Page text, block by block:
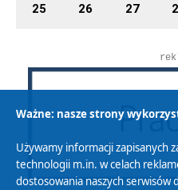
25 26 27
Ważne: nasze strony
Używamy informacji zapisanych
technologii m.in. w celach
dostosowania naszych